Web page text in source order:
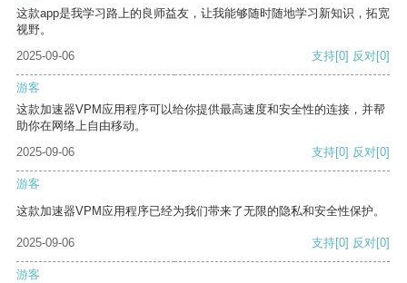
这款app是我学习路上的良师益友，让我能够随时随地学习新知识，拓宽
视野。
2025-09-06
支持[0] 反对[0]
游客
这款加速器VPM应用程序可以给你提供最高速度和安全性的连接，并帮
助你在网络上自由移动。
2025-09-06
支持[0] 反对[0]
游客
这款加速器VPM应用程序已经为我们带来了无限的隐私和安全性保护。
2025-09-06 支持[0] 反对[0]
游客